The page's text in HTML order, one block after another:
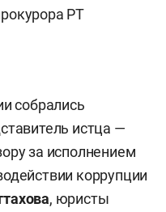
РТ
собрались
истца —
за исполнением
коррупции
, юристы